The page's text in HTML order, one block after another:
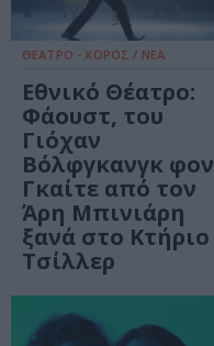
ΘΕΑΤΡΟ - ΧΟΡΟΣ / ΝΕΑ
Εθνικό Θέατρο:
Φάουστ, του
Γιόχαν
Βόλφγκανγκ φον
Γκαίτε από τον
Άρη Μπινιάρη
ξανά στο Κτήριο
Τσίλλερ